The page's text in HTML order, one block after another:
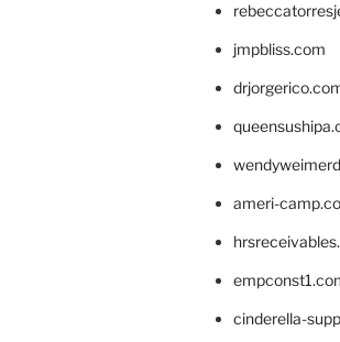
jmpbliss.com
ameri-
cinderella-